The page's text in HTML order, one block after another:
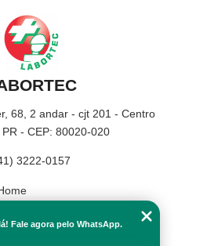
68, 2 andar - cjt 201 - Centro
- CEP: 80020-020
3222-0157
Fale agora pelo WhatsApp.